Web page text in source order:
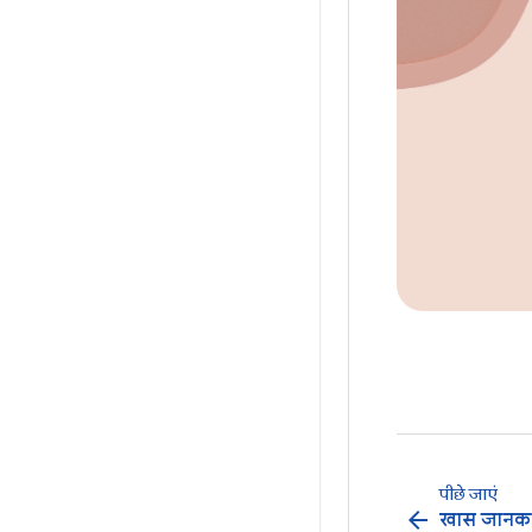
पीछे जाएं
arrow_back खास